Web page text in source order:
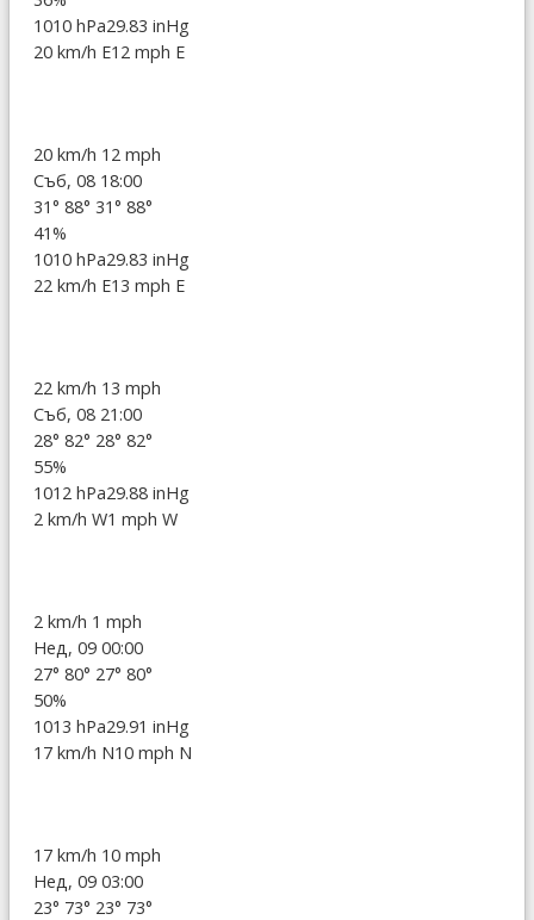
1010 hPa29.83 inHg
20 km/h E12 mph E
20 km/h 12 mph
Съб, 08 18:00
31° 88° 31° 88°
41%
1010 hPa29.83 inHg
22 km/h E13 mph E
22 km/h 13 mph
Съб, 08 21:00
28° 82° 28° 82°
55%
1012 hPa29.88 inHg
2 km/h W1 mph W
2 km/h 1 mph
Нед, 09 00:00
27° 80° 27° 80°
50%
1013 hPa29.91 inHg
17 km/h N10 mph N
17 km/h 10 mph
Нед, 09 03:00
23° 73° 23° 73°